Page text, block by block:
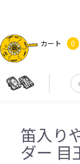
カート 0
笛入り
ダー 目